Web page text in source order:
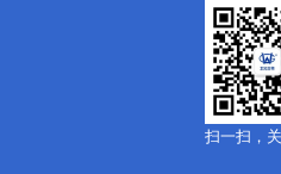
扫一扫，